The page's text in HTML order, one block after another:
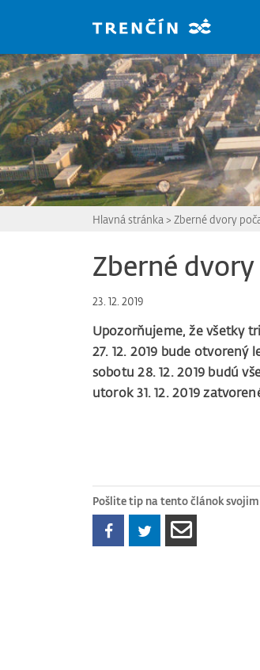
Hlavná stránka > Zberné dvory
Zberné
23. 12. 2019
Upozorňujeme, že všetky
27. 12. 2019 bude otvorený
sobotu 28. 12. 2019 budú
utorok 31. 12. 2019
Pošlite tip na tento článok